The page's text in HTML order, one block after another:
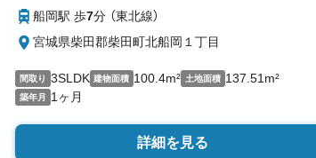
・槻木小学校:徒歩16分
・槻木中学校:徒歩4分
・セブンイレブン四日市場店:徒歩3分
お問い合わせについて *
・当日のご予約も承っております！お気軽にお電話下さい！
⇒お電話に抵抗がある方も安心してお問い合わせください
船岡駅 歩7分 （東北線）
宮城県柴田郡柴田町北船岡１丁目
間取り 3SLDK 建物面積 100.4m² 土地面積 137.51m²
築年月 1ヶ月
詳細を見る